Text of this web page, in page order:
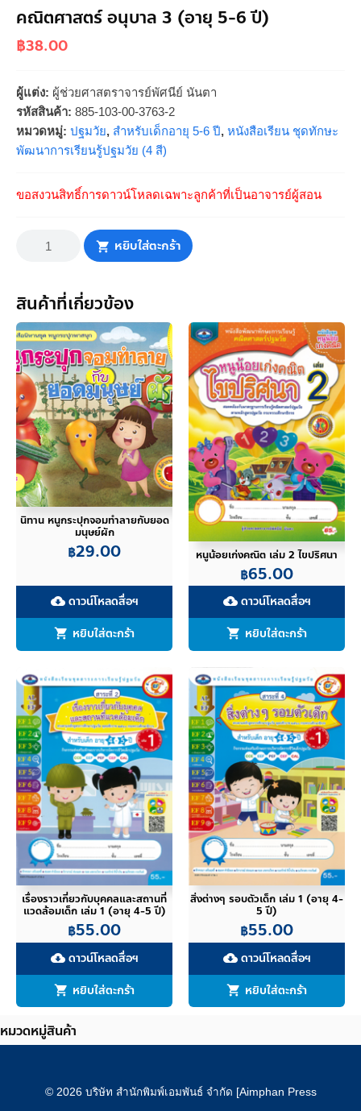
คณิตศาสตร์ อนุบาล 3 (อายุ 5-6 ปี)
฿38.00
ผู้แต่ง: ผู้ช่วยศาสตราจารย์พัศนีย์ นันตา
รหัสสินค้า: 885-103-00-3763-2
หมวดหมู่: ปฐมวัย, สำหรับเด็กอายุ 5-6 ปี, หนังสือเรียน ชุดทักษะ
พัฒนาการเรียนรู้ปฐมวัย (4 สี)
ขอสงวนสิทธิ์การดาวน์โหลดเฉพาะลูกค้าที่เป็นอาจารย์ผู้สอน
คณิตศาสตร์
ปี)
ชิ้น
หยิบใส่ตะกร้า
สินค้าที่เกี่ยวข้อง
นิทาน หนูกระปุกจอมทำลายกับยอด
มนุษย์ผัก
฿29.00
cloud_downloadดาวน์โหลดสื่อฯ
หยิบใส่ตะกร้า
หนูน้อยเก่งคณิต เล่ม 2 ไขปริศนา
฿65.00
cloud_downloadดาวน์โหลดสื่อฯ
หยิบใส่ตะกร้า
เรื่องราวเกี่ยวกับบุคคลและสถานที่
แวดล้อมเด็ก เล่ม 1 (อายุ 4-5 ปี)
฿55.00
cloud_downloadดาวน์โหลดสื่อฯ
หยิบใส่ตะกร้า
สิ่งต่างๆ รอบตัวเด็ก เล่ม 1 (อายุ 4-
5 ปี)
฿55.00
cloud_downloadดาวน์โหลดสื่อฯ
หยิบใส่ตะกร้า
หมวดหมู่สินค้า
© 2026 บริษัท สำนักพิมพ์เอมพันธ์ จำกัด [Aimphan Press